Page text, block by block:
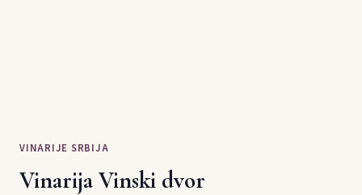
VINARIJE SRBIJA
Vinarija Vinski dvor